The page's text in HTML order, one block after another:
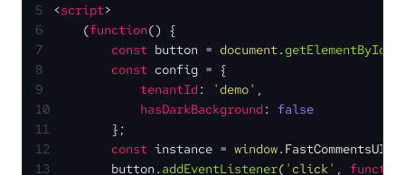
5
<script>
6
    (
function() {
7
const button = document .getElementById
8
const config = {
9
tenantId: 'demo' ,
10
hasDarkBackground: false
11
        };
12
const instance = window. FastCommentsUI
13
        button.
addEventListener( 'click' ,